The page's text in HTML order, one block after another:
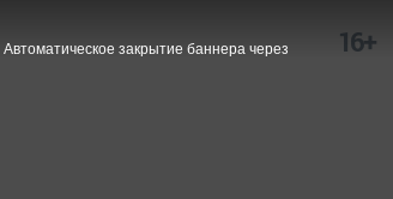
16+
Автоматическое закрытие баннера через